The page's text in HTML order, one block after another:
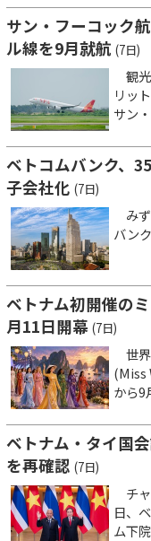
サン・フーコック
ル線を9月就航 (7日)
観
リッ
サン
ベトコムバンク、
子会社化 (7日)
み
バン
ベトナム初開催の
月11日開幕 (7日)
世
(Miss
から9
ベトナム・タイ国
を再確認 (7日)
チ
日、
ム下